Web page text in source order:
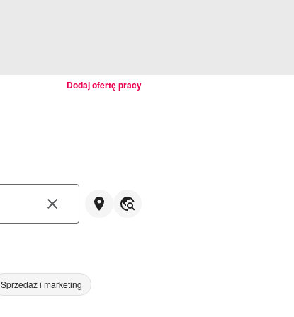
Dodaj ofertę pracy
Sprzedaż i marketing